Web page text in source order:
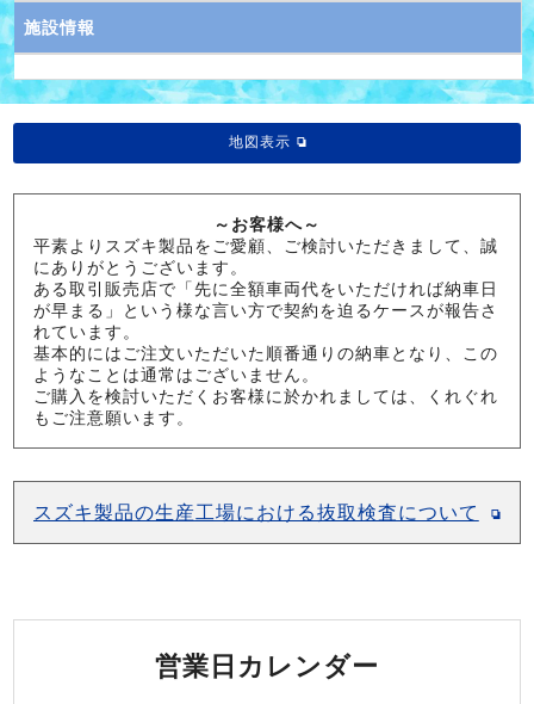
施設情報
地図表示
～お客様へ～
平素よりスズキ製品をご愛顧、ご検討いただきまして、誠
にありがとうございます。
ある取引販売店で「先に全額車両代をいただければ納車日
が早まる」という様な言い方で契約を迫るケースが報告さ
れています。
基本的にはご注文いただいた順番通りの納車となり、この
ようなことは通常はございません。
ご購入を検討いただくお客様に於かれましては、くれぐれ
もご注意願います。
スズキ製品の生産工場における抜取検査について
営業日カレンダー